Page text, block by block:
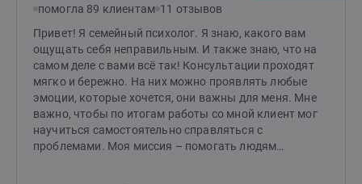
поддержка и новый взгляд на привычные проблемы.
Вместе мы найдём ответы и сделаем вашу жизнь
легче, гармоничнее и счастливее. Готовы к первым
шагам? Создайте заявку, и мы начнём ваш путь к
переменам!
помогла 89 клиентам 11 отзывов
Привет! Я семейный психолог. Я знаю, какого вам
ощущать себя неправильным. И также знаю, что на
самом деле с вами всё так! Консультации проходят
мягко и бережно. На них можно проявлять любые
эмоции, которые хочется, они важны для меня. Мне
важно, чтобы по итогам работы со мной клиент мог
научиться самостоятельно справляться с
проблемами. Моя миссия – помогать людям